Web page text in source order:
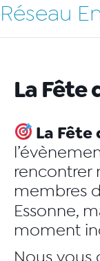
Réseau
La Fête
La
rencontrer
membres
Essonne,
moment
Nous vous